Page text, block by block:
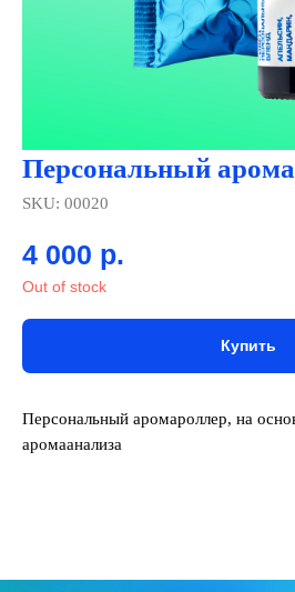
Персональный
SKU: 00020
4 000 р.
Out of stock
Купить
Персональный аромароллер, на
аромаанализа